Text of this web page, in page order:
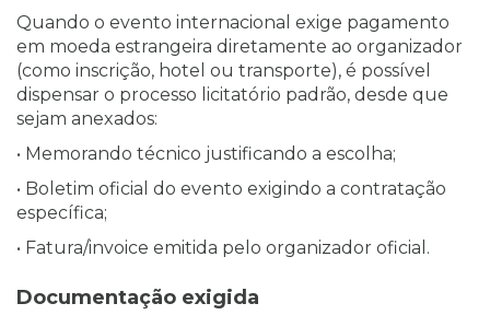
Quando o evento internacional exige pagamento
em moeda estrangeira diretamente ao organizador
(como inscrição, hotel ou transporte), é possível
dispensar o processo licitatório padrão, desde que
sejam anexados:
• Memorando técnico justificando a escolha;
• Boletim oficial do evento exigindo a contratação
específica;
• Fatura/invoice emitida pelo organizador oficial.
Documentação exigida